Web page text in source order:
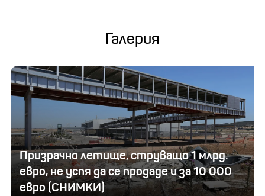
Галерия
Призрачно летище, струващо 1 млрд.
евро, не успя да се продаде и за 10 000
евро (СНИМКИ)